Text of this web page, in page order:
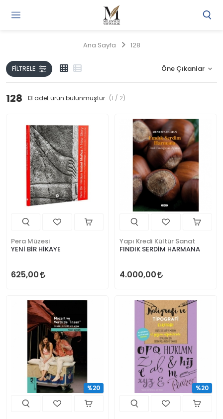
Ana Sayfa 128
FILTRELE
128 13 adet ürün bulunmuştur. (1 / 2)
Pera Müzesi
YENİ BİR HİKAYE
625,00
Yapı Kredi Kültür Sanat
FINDIK SERDİM HARMANA
4.000,00
%20 %20